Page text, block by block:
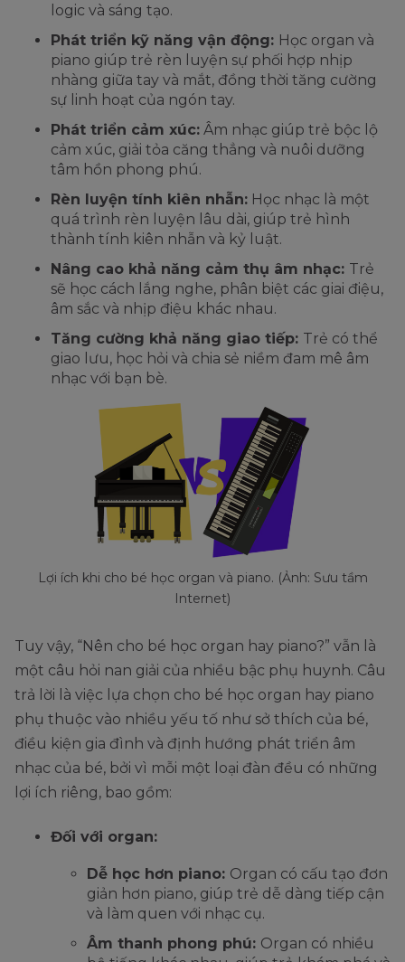
logic và sáng tạo.
Phát triển kỹ năng vận động: Học organ và
piano giúp trẻ rèn luyện sự phối hợp nhịp
nhàng giữa tay và mắt, đồng thời tăng cường
sự linh hoạt của ngón tay.
Phát triển cảm xúc: Âm nhạc giúp trẻ bộc lộ
cảm xúc, giải tỏa căng thẳng và nuôi dưỡng
tâm hồn phong phú.
Rèn luyện tính kiên nhẫn: Học nhạc là một
quá trình rèn luyện lâu dài, giúp trẻ hình
thành tính kiên nhẫn và kỷ luật.
Nâng cao khả năng cảm thụ âm nhạc: Trẻ
sẽ học cách lắng nghe, phân biệt các giai điệu,
âm sắc và nhịp điệu khác nhau.
Tăng cường khả năng giao tiếp: Trẻ có thể
giao lưu, học hỏi và chia sẻ niềm đam mê âm
nhạc với bạn bè.
Lợi ích khi cho bé học organ và piano. (Ảnh: Sưu tầm
Internet)
Tuy vậy, “Nên cho bé học organ hay piano?” vẫn là
một câu hỏi nan giải của nhiều bậc phụ huynh. Câu
trả lời là việc lựa chọn cho bé học organ hay piano
phụ thuộc vào nhiều yếu tố như sở thích của bé,
điều kiện gia đình và định hướng phát triển âm
nhạc của bé, bởi vì mỗi một loại đàn đều có những
lợi ích riêng, bao gồm:
Đối với organ:
Dễ học hơn piano: Organ có cấu tạo đơn
giản hơn piano, giúp trẻ dễ dàng tiếp cận
và làm quen với nhạc cụ.
Âm thanh phong phú: Organ có nhiều